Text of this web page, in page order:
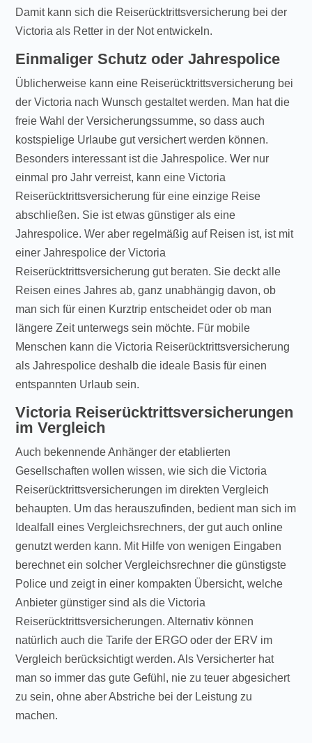
Damit kann sich die Reiserücktrittsversicherung bei der
Victoria als Retter in der Not entwickeln.
Einmaliger Schutz oder Jahrespolice
Üblicherweise kann eine Reiserücktrittsversicherung bei
der Victoria nach Wunsch gestaltet werden. Man hat die
freie Wahl der Versicherungssumme, so dass auch
kostspielige Urlaube gut versichert werden können.
Besonders interessant ist die Jahrespolice. Wer nur
einmal pro Jahr verreist, kann eine Victoria
Reiserücktrittsversicherung für eine einzige Reise
abschließen. Sie ist etwas günstiger als eine
Jahrespolice. Wer aber regelmäßig auf Reisen ist, ist mit
einer Jahrespolice der Victoria
Reiserücktrittsversicherung gut beraten. Sie deckt alle
Reisen eines Jahres ab, ganz unabhängig davon, ob
man sich für einen Kurztrip entscheidet oder ob man
längere Zeit unterwegs sein möchte. Für mobile
Menschen kann die Victoria Reiserücktrittsversicherung
als Jahrespolice deshalb die ideale Basis für einen
entspannten Urlaub sein.
Victoria Reiserücktrittsversicherungen
im Vergleich
Auch bekennende Anhänger der etablierten
Gesellschaften wollen wissen, wie sich die Victoria
Reiserücktrittsversicherungen im direkten Vergleich
behaupten. Um das herauszufinden, bedient man sich im
Idealfall eines Vergleichsrechners, der gut auch online
genutzt werden kann. Mit Hilfe von wenigen Eingaben
berechnet ein solcher Vergleichsrechner die günstigste
Police und zeigt in einer kompakten Übersicht, welche
Anbieter günstiger sind als die Victoria
Reiserücktrittsversicherungen. Alternativ können
natürlich auch die Tarife der ERGO oder der ERV im
Vergleich berücksichtigt werden. Als Versicherter hat
man so immer das gute Gefühl, nie zu teuer abgesichert
zu sein, ohne aber Abstriche bei der Leistung zu
machen.